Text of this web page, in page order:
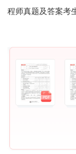
程师真题及答案考